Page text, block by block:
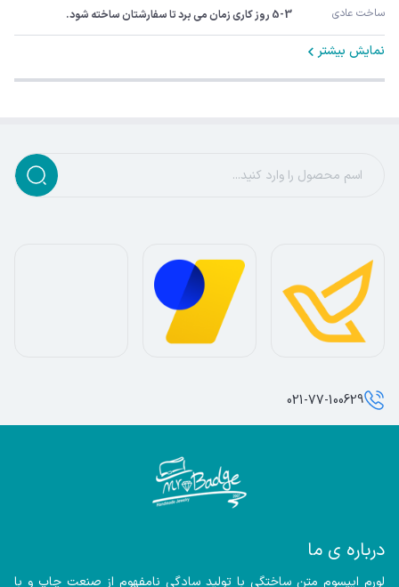
ساخت عادی 5-3 روز کاری زمان می برد تا سفارشتان ساخته شود.
نمایش بیشتر
درباره ی ما
021-77-100629